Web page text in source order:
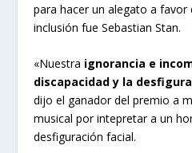
para hacer un alegato a favor
inclusión fue Sebastian Stan.
«Nuestra ignorancia e
discapacidad y la
dijo el ganador del premio a
musical por intepretar a un
desfiguración facial.